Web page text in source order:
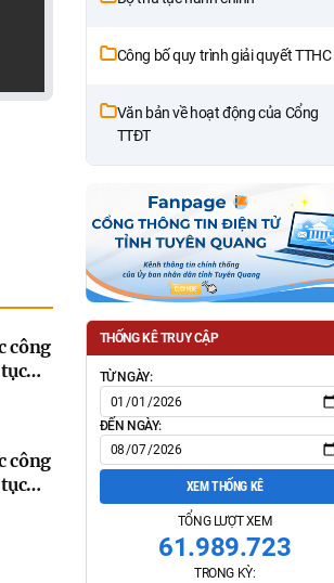
công
mới
công
Công bố quy trình giải quyết TTHC
Văn bản về hoạt động của Cổng
TTĐT
THỐNG KÊ TRUY CẬP
TỪ NGÀY:
ĐẾN NGÀY:
XEM THỐNG KÊ
TỔNG LƯỢT XEM
61.989.723
TRONG KỲ: